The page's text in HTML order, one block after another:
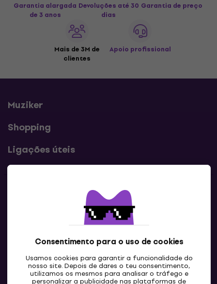
Consentimento para o uso de cookies
Usamos cookies para garantir a funcionalidade do
nosso site. Depois de dares o teu consentimento,
utilizamos os mesmos para analisar o tráfego e
personalizar a publicidade nas plataformas de
Garantia alargada
de 3 anos
Devoluções até 30
dias
Garantia de preço
Mais de 3M de
clientes
Apoio profissional
Muziker
Shopping
Ligações úteis
Contatos
Contacta-nos